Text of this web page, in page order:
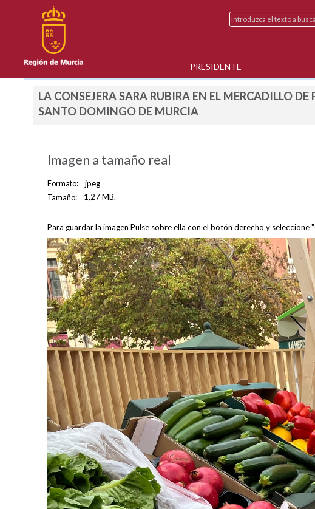
PRESIDENTE
LA CONSEJERA SARA RUBIRA EN EL MERCADILLO
SANTO DOMINGO DE MURCIA
Imagen a tamaño real
Formato:
jpeg
Tamaño:
1,27 MB.
Para guardar la imagen Pulse sobre ella con el botón derecho y seleccione